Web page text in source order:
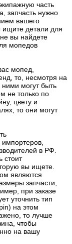
часть
запчасть нужно
вашего
ищите детали для
вы найдете
мопедов
мопед,
то, несмотря на
могут быть
не только по
цвету и
то они могут
в РФ.
стоит
вы ищете.
являются
запчасти,
при заказе
уточнить тип
на этом
то лучше
чтобы
на вашу